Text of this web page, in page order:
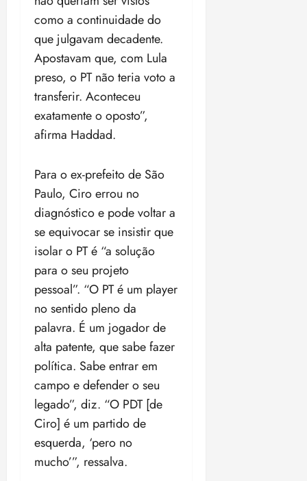
como a continuidade do
que julgavam decadente.
Apostavam que, com Lula
preso, o PT não teria voto a
transferir. Aconteceu
exatamente o oposto”,
afirma Haddad.
Para o ex-prefeito de São
Paulo, Ciro errou no
diagnóstico e pode voltar a
se equivocar se insistir que
isolar o PT é “a solução
para o seu projeto
pessoal”. “O PT é um player
no sentido pleno da
palavra. É um jogador de
alta patente, que sabe fazer
política. Sabe entrar em
campo e defender o seu
legado”, diz. “O PDT [de
Ciro] é um partido de
esquerda, ‘pero no
mucho’”, ressalva.